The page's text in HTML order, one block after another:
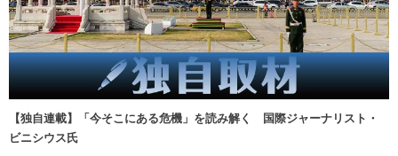
【独自連載】「今そこにある危機」を読み解く 国際ジャーナリスト・
ビニシウス氏